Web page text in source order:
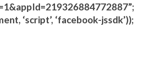
‘script’, ‘facebook-jssdk’));